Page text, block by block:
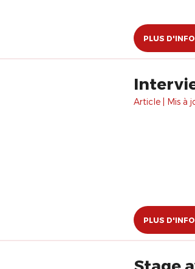
PLUS
Article | Mis à
PLUS
Stage